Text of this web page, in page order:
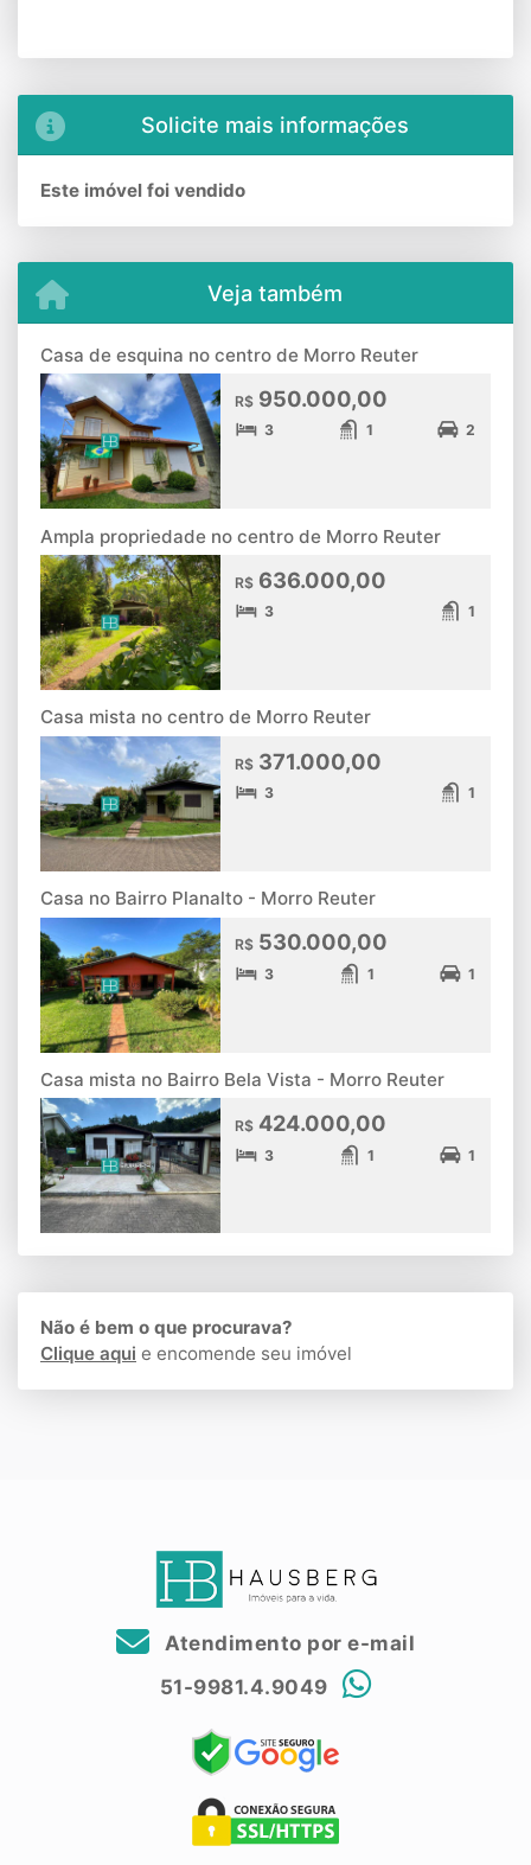
Solicite mais informações
Este imóvel foi vendido
Veja também
Casa de esquina no centro de Morro Reuter
R$ 950.000,00
3 1 2
Ampla propriedade no centro de Morro Reuter
R$ 636.000,00
3 1
Casa mista no centro de Morro Reuter
R$ 371.000,00
3 1
Casa no Bairro Planalto - Morro Reuter
R$ 530.000,00
3 1 1
Casa mista no Bairro Bela Vista - Morro Reuter
R$ 424.000,00
3 1 1
Não é bem o que procurava?
Clique aqui e encomende seu imóvel
Atendimento por e-mail
51-9981.4.9049